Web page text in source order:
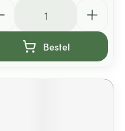
Bestel